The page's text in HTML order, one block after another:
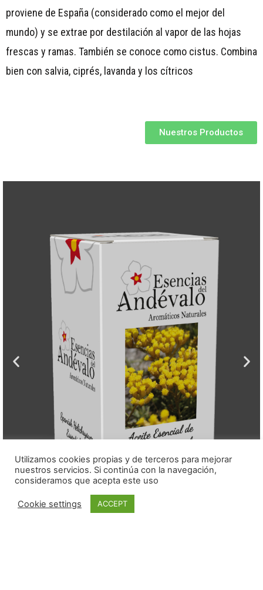
proviene de España (considerado como el mejor del
mundo) y se extrae por destilación al vapor de las hojas
frescas y ramas. También se conoce como cistus. Combina
bien con salvia, ciprés, lavanda y los cítricos
Nuestros Productos
Utilizamos cookies propias y de terceros para mejorar
nuestros servicios. Si continúa con la navegación,
consideramos que acepta este uso
Cookie settings ACCEPT